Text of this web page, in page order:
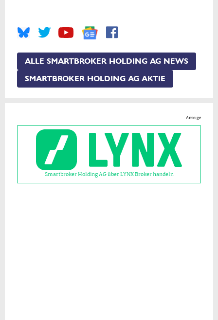
ALLE SMARTBROKER HOLDING AG NEWS
SMARTBROKER HOLDING AG AKTIE
Anzeige
Smartbroker Holding AG über LYNX Broker handeln